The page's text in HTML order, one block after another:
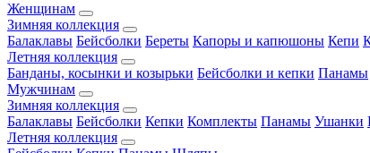
Женщинам
Зимняя коллекция
Балаклавы Бейсболки Береты Капоры и капюшоны Кепи
Летняя коллекция
Банданы, косынки и козырьки Бейсболки и кепки Панамы
Мужчинам
Зимняя коллекция
Балаклавы Бейсболки Кепки Комплекты Панамы Ушанки
Летняя коллекция